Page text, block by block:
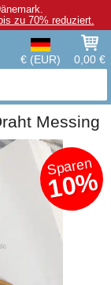
zu 70% reduziert.
€ (EUR) 0,00 €
Messing
Sparen
10%